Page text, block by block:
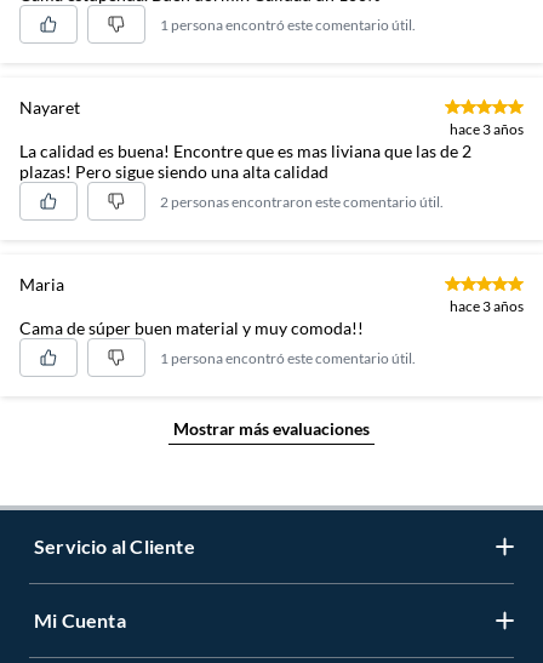
colchones, reconocida por desarrollar soluciones de
descanso con materiales de alta calidad y tecnologías de
controlada y bienestar noche tras noche.
1 persona encontró este comentario útil.
Nayaret
hace 3 años
La calidad es buena! Encontre que es mas liviana que las de 2
plazas! Pero sigue siendo una alta calidad
2 personas encontraron este comentario útil.
Maria
hace 3 años
Cama de súper buen material y muy comoda!!
1 persona encontró este comentario útil.
Mostrar más evaluaciones
Servicio al Cliente
Contáctanos
Mi Cuenta